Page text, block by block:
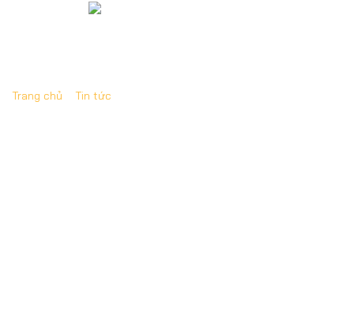
Trang chủ Tin tức